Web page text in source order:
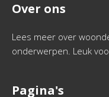
Over ons
Lees meer over
onderwerpen. Leuk
Pagina's